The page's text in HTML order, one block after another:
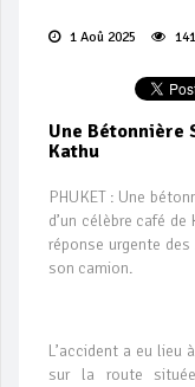
1 Aoû 2025
Une Bétonnière
Kathu
PHUKET : Une
d’un célèbre café
réponse urgente
son camion.
L’accident a eu
sur la route